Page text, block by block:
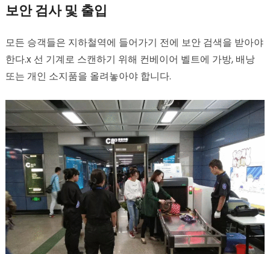
보안 검사 및 출입
모든 승객들은 지하철역에 들어가기 전에 보안 검색을 받아야
한다.x 선 기계로 스캔하기 위해 컨베이어 벨트에 가방, 배낭
또는 개인 소지품을 올려놓아야 합니다.